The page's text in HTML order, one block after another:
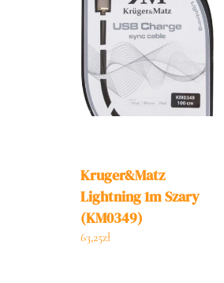
Kruger&Matz
Lightning 1m Szary
(KM0349)
63,25zł